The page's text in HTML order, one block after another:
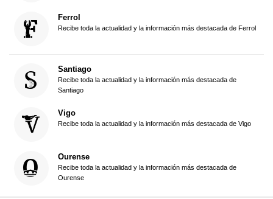
Ferrol
Recibe toda la actualidad y la información más destacada de Ferrol
Santiago
Recibe toda la actualidad y la información más destacada de
Santiago
Vigo
Recibe toda la actualidad y la información más destacada de Vigo
Ourense
Recibe toda la actualidad y la información más destacada de
Ourense